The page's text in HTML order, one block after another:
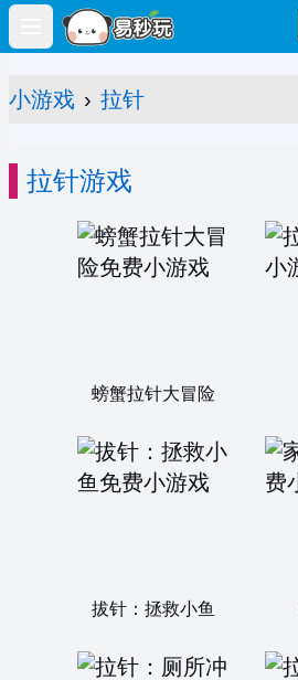
Open main menu
小游戏 › 拉针
拉针游戏
螃蟹拉针大冒险
拔针：拯救小鱼